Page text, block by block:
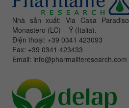
Nhà sản xuất: Via Casa
Monastero (LC) – Ý (Italia).
Điện thoại: +39 0341 423093
Fax: +39 0341 423433
Email: info@pharmaliferesearch.com